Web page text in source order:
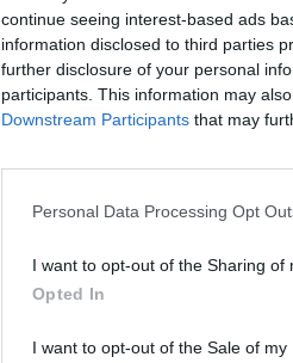
continue seeing interest-based ads
information disclosed to third parties
further disclosure of your personal
participants. This information may
Downstream Participants that may
Personal Data Processing Opt
I want to opt-out of the Sharing of
Opted In
I want to opt-out of the Sale of my
a medvék
Greendex Szemle
Állati
„mágia”